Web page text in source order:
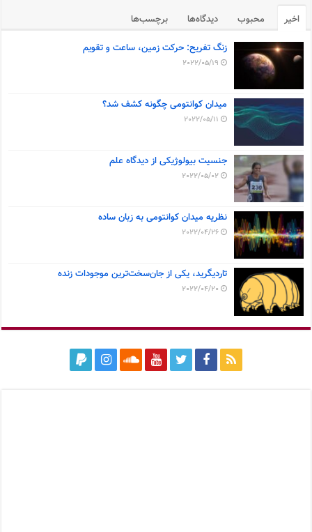
اخیر محبوب دیدگاه‌ها برچسب‌ها
زنگ تفریح: حرکت زمین، ساعت و تقویم
2022/05/19
میدان کوانتومی چگونه کشف شد؟
2022/05/11
جنسیت بیولوژیکی از دیدگاه علم
2022/05/02
نظریه میدان کوانتومی به زبان ساده
2022/04/26
تاردیگرید، یکی از جان‌سخت‌ترین موجودات زنده
2022/04/20